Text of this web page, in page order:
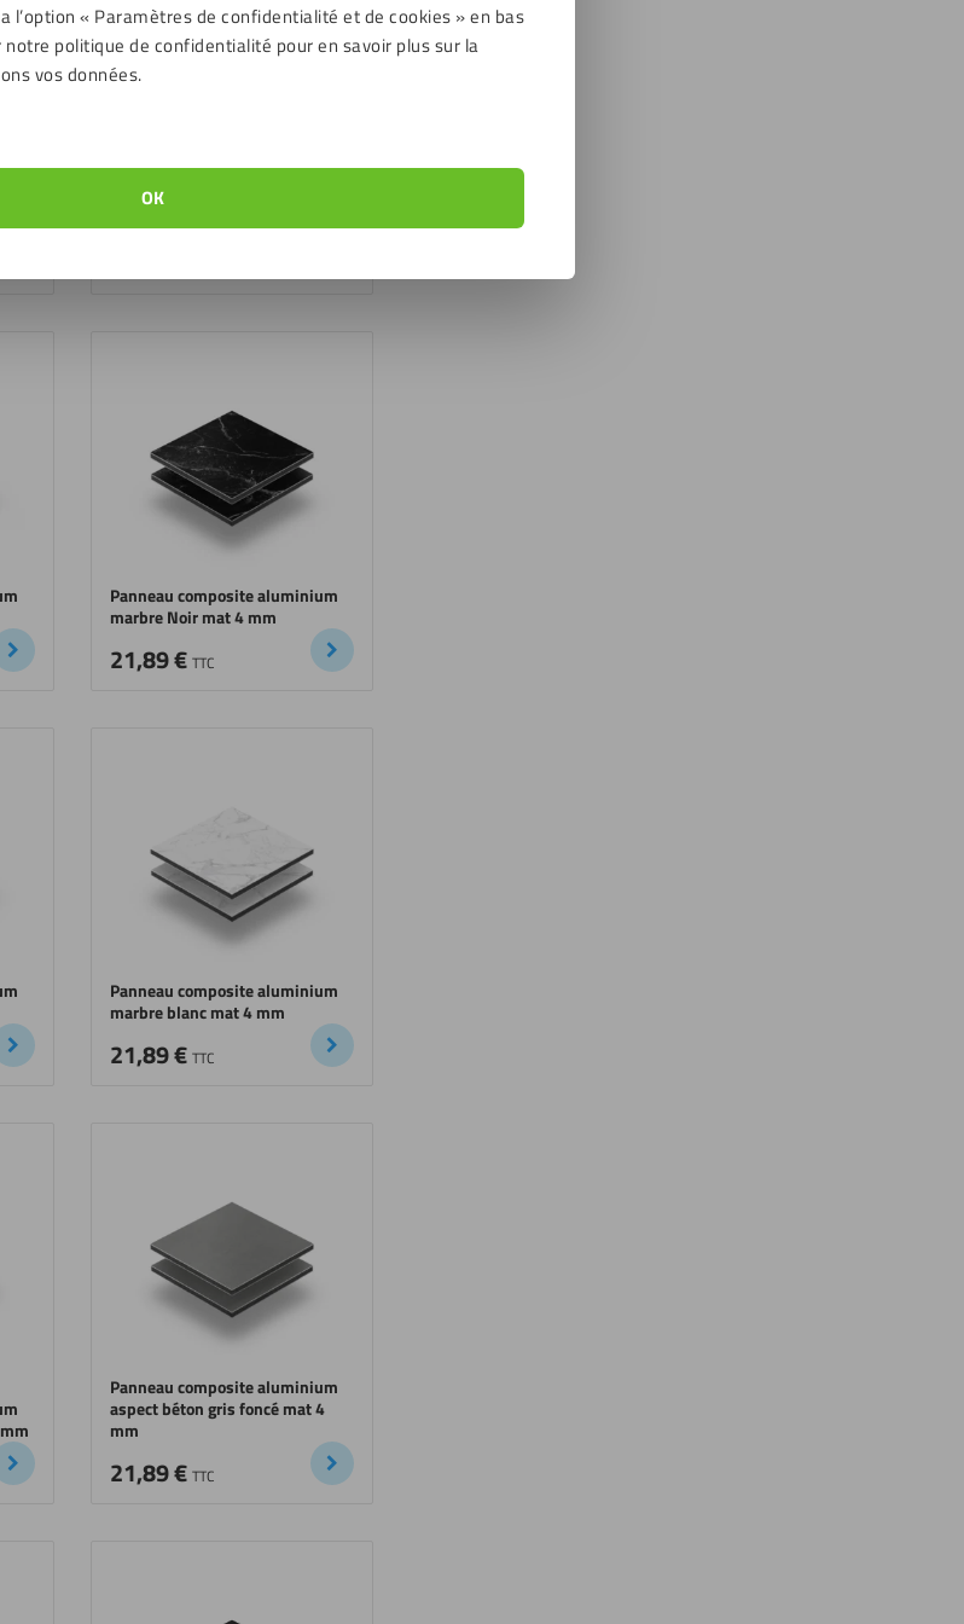
l’option « Paramètres de confidentialité et de cookies » en bas
politique de confidentialité pour en savoir plus sur la
vos données.
OK
Panneau composite aluminium
Panneau composite aluminium
marbre Noir mat 4 mm
21,89€ TTC
Panneau composite aluminium
marbre blanc mat 4 mm
21,89€ TTC
Panneau composite aluminium
aspect béton gris foncé mat 4
mm
21,89€ TTC